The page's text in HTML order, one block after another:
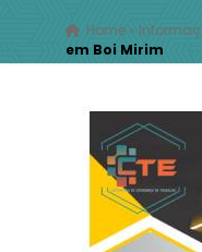
Home»
em Boi Mirim